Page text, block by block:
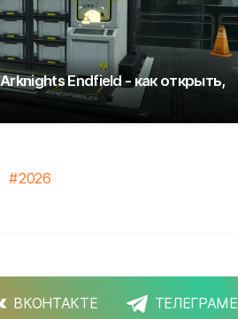
Endfield - как открыть,
2026
ВКОНТАКТЕ ТЕЛЕГРАМЕ